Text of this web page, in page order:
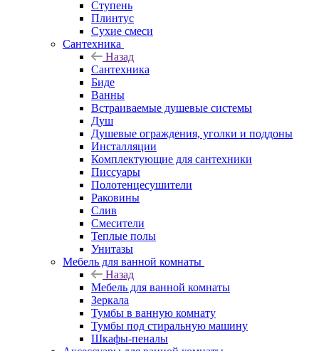
Ступень
Плинтус
Сухие смеси
Сантехника
Назад
Сантехника
Биде
Ванны
Встраиваемые душевые системы
Душ
Душевые ограждения, уголки и поддоны
Инсталляции
Комплектующие для сантехники
Писсуары
Полотенцесушители
Раковины
Слив
Смесители
Теплые полы
Унитазы
Мебель для ванной комнаты
Назад
Мебель для ванной комнаты
Зеркала
Тумбы в ванную комнату
Тумбы под стиральную машину
Шкафы-пеналы